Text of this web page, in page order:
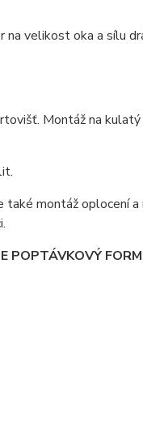
velikost oka a sílu
Montáž na
montáž oplocení
POPTÁVKOVÝ